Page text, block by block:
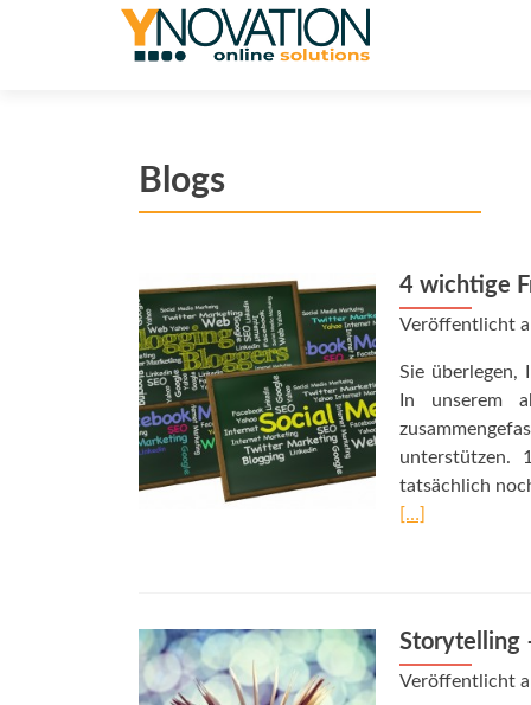
Blogs
4 wichtige
Veröffentlicht
Sie überlegen,
In unserem
unterstützen.
tatsächlich
[…]
Storytelling
Veröffentlicht